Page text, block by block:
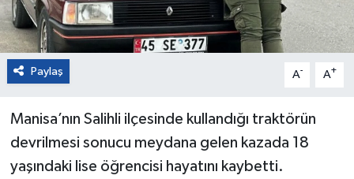
Paylaş A- A+
Manisa’nın Salihli ilçesinde kullandığı traktörün
devrilmesi sonucu meydana gelen kazada 18
yaşındaki lise öğrencisi hayatını kaybetti.